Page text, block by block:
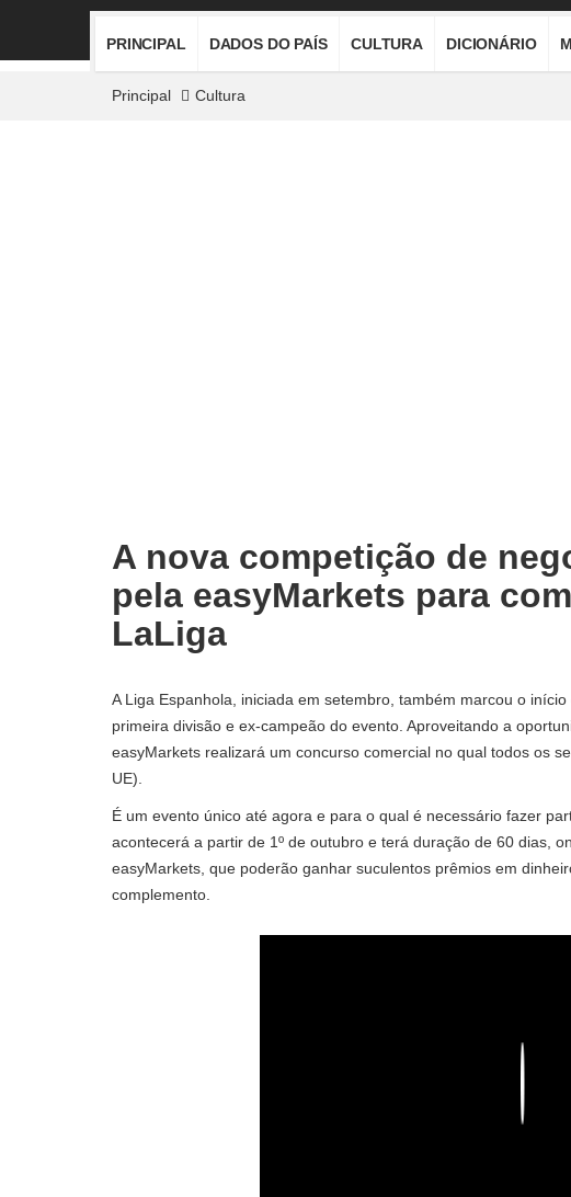
PRINCIPAL DADOS DO PAÍS CULTURA DICIONÁRIO
Principal Cultura
A nova competição de
pela easyMarkets para
LaLiga
A Liga Espanhola, iniciada em setembro, também marcou o
primeira divisão e ex-campeão do evento. Aproveitando a
easyMarkets realizará um concurso comercial no qual todos os
UE).
É um evento único até agora e para o qual é necessário fazer
acontecerá a partir de 1º de outubro e terá duração de 60 dias,
easyMarkets, que poderão ganhar suculentos prêmios em
complemento.